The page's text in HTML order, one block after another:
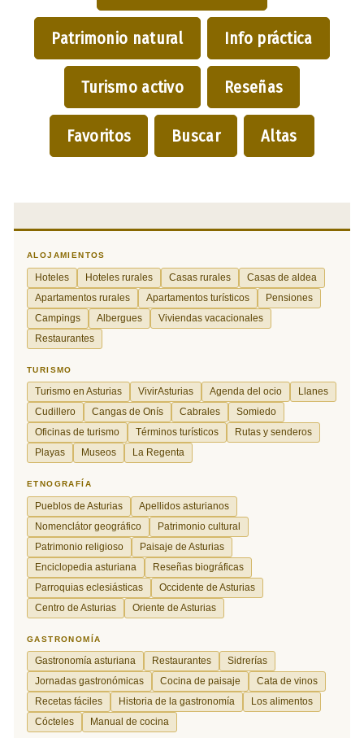
Patrimonio natural Info práctica
Turismo activo Reseñas
Favoritos Buscar Altas